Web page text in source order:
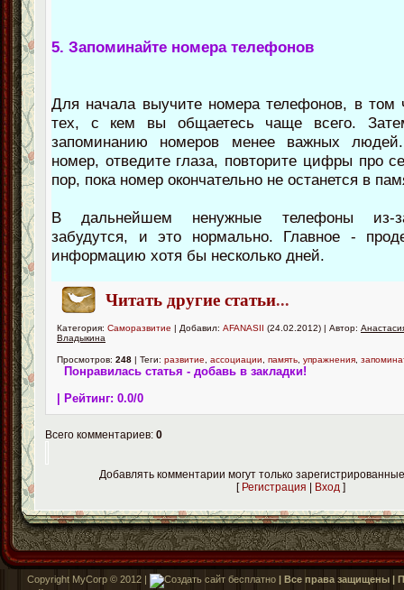
5. Запоминайте номера телефонов
Для начала выучите номера телефонов, в том
тех, с кем вы общаетесь чаще всего.
запоминанию номеров менее важных
номер, отведите глаза, повторите цифры про
пор, пока номер окончательно не останется в
В дальнейшем ненужные телефоны из-
забудутся, и это нормально. Главное -
информацию хотя бы несколько дней.
Читать другие статьи...
Категория: Саморазвитие | Добавил: AFANASII (24.02.2012) | Автор:
Владыкина
Просмотров: 248 | Теги: развитие ассоциации память упражнения
Понравилась статья - добавь в закладки!
| Рейтинг: 0.0/0
Всего комментариев: 0
Добавлять комментарии могут только
[ Регистрация Вход]
Copyright MyCorp © 2012 |
| Все права защищены |